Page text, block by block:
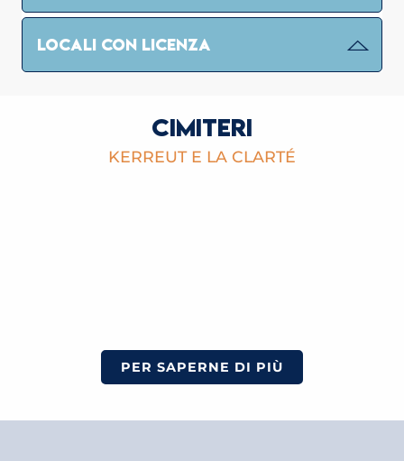
LOCALI CON LICENZA
CIMITERI
KERREUT E LA CLARTÉ
PER SAPERNE DI PIÙ